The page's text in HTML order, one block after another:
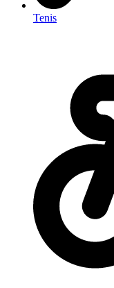
Tenis